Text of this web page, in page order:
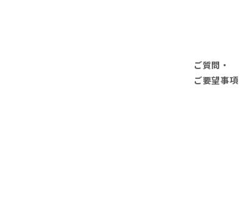
ご質問・
ご要望事項